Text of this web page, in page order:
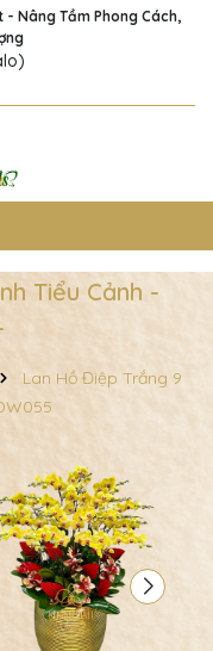
- Nâng Tầm Phong Cách,
Tiểu Cảnh -
Lan Hồ Điệp Trắng 9